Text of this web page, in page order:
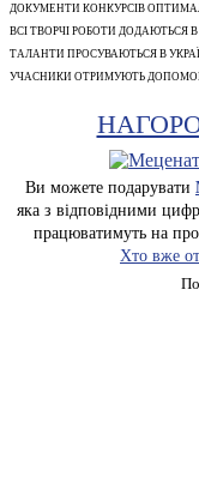
ДОКУМЕНТИ КОНКУРСІВ
ВСІ ТВОРЧІ РОБОТИ
ТАЛАНТИ ПРОСУВАЮТЬСЯ В
УЧАСНИКИ ОТРИМУЮТЬ
Ви можете подарувати
яка з відповідними
працюватимуть на
Хто вже